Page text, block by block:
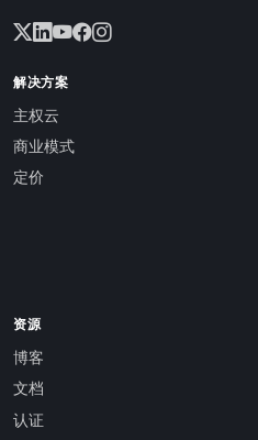
解决方案
主权云
商业模式
定价
资源
博客
文档
认证